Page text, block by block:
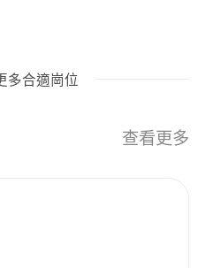
身體指標）
Year 4 or 5
多合適崗位
查看更多